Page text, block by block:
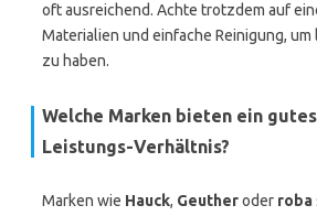
oft ausreichend. Achte trotzdem auf
Materialien und einfache Reinigung,
zu haben.
Welche Marken bieten ein
Leistungs-Verhältnis?
Marken wie Hauck, Geutheroder roba